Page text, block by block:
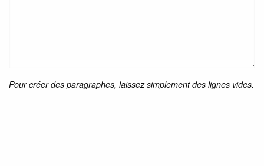
Pour créer des paragraphes, laissez simplement des lignes vides.